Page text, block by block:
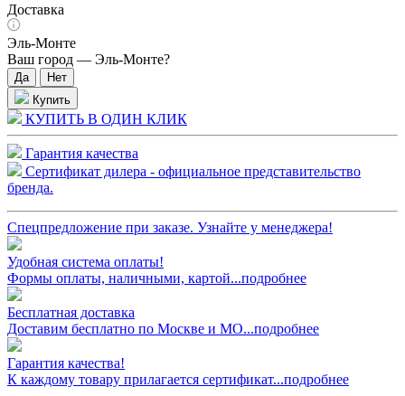
Доставка
Эль-Монте
Ваш город — Эль-Монте?
Купить
КУПИТЬ В ОДИН КЛИК
Гарантия качества
Сертификат дилера - официальное представительство
бренда.
Спецпредложение при заказе. Узнайте у менеджера!
Удобная система оплаты!
Формы оплаты, наличными, картой...подробнее
Бесплатная доставка
Доставим бесплатно по Москве и МО...подробнее
Гарантия качества!
К каждому товару прилагается сертификат...подробнее